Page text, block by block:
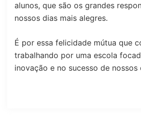
alunos, que são os grandes
nossos dias mais alegres.
É por essa felicidade mútua que
trabalhando por uma escola
inovação e no sucesso de nossos